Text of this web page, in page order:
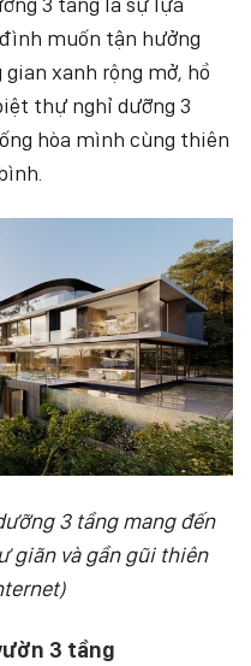
muốn tận hưởng
xanh rộng mở, hồ
thự nghỉ dưỡng 3
hòa mình cùng thiên
3 tầng mang đến
giãn và gần gũi thiên
3 tầng